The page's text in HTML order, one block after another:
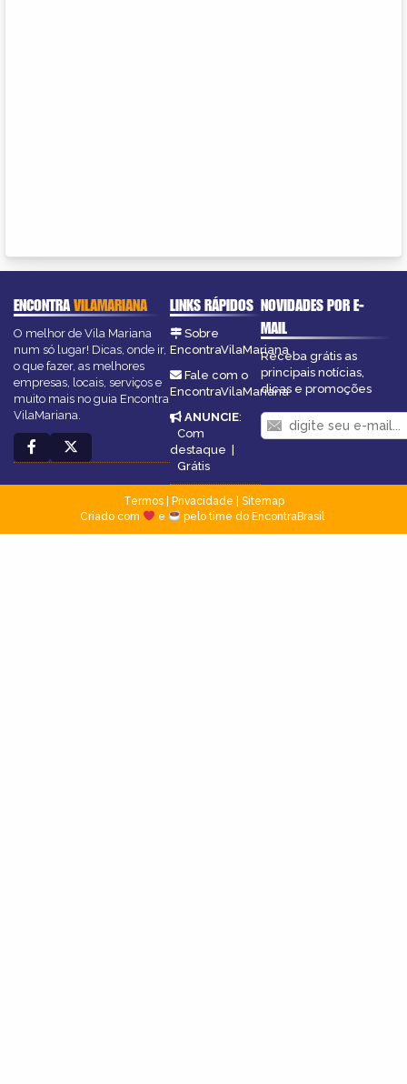
ENCONTRAVILAMARIANA
O melhor de Vila Mariana
num só lugar! Dicas, onde ir,
o que fazer, as melhores
empresas, locais, serviços e
muito mais no guia Encontra
VilaMariana.
LINKS RÁPIDOS
Sobre
EncontraVilaMariana
Fale com o
EncontraVilaMariana
ANUNCIE:
Com
destaque |
Grátis
NOVIDADES POR E-
MAIL
Receba grátis as
principais notícias,
dicas e promoções
Termos| Privacidade
Sitemap
Criado com
e pelo time do EncontraBrasil